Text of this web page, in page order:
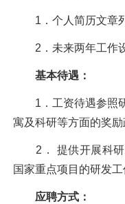
1 ．个人简历文章
2 ．未来两年工作
基本待遇：
1 ．工资待遇参
寓及科研等方面的奖励
2 ．
提供开展科
国家重点项目的研发工
应聘方式：